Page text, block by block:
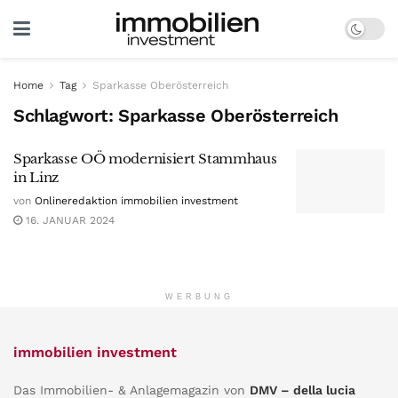
Home Tag Sparkasse Oberösterreich
Schlagwort:Sparkasse Oberösterreich
Sparkasse OÖ modernisiert Stammhaus
in Linz
von Onlineredaktion immobilien investment
16. JANUAR 2024
WERBUNG
immobilien investment
Das Immobilien- & Anlagemagazin von DMV – della lucia